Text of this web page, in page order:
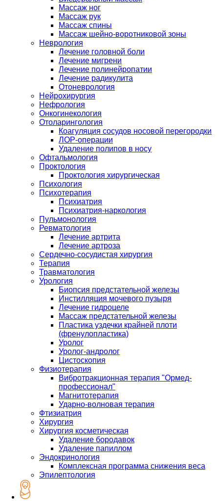
Массаж ног
Массаж рук
Массаж спины
Массаж шейно-воротниковой зоны
Неврология
Лечение головной боли
Лечение мигрени
Лечение полинейропатии
Лечение радикулита
Отоневрология
Нейрохирургия
Нефрология
Онкогинекология
Отоларингология
Коагуляция сосудов носовой перегородки
ЛОР-операции
Удаление полипов в носу
Офтальмология
Проктология
Проктология хирургическая
Психология
Психотерапия
Психиатрия
Психиатрия-наркология
Пульмонология
Ревматология
Лечение артрита
Лечение артроза
Сердечно-сосудистая хирургия
Терапия
Травматология
Урология
Биопсия предстательной железы
Инстилляция мочевого пузыря
Лечение гидроцеле
Массаж предстательной железы
Пластика уздечки крайней плоти
(френулопластика)
Уролог
Уролог-андролог
Цистоскопия
Физиотерапия
Вибротракционная терапия "Ормед-
профессионал"
Магнитотерапия
Ударно-волновая терапия
Фтизиатрия
Хирургия
Хирургия косметическая
Удаление бородавок
Удаление папиллом
Эндокринология
Комплексная программа снижения веса
Эпилептология